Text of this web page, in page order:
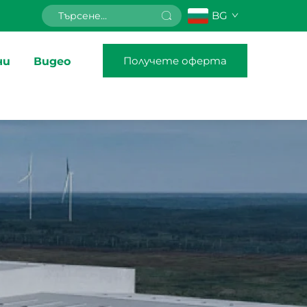
BG
Видео Получете оферта